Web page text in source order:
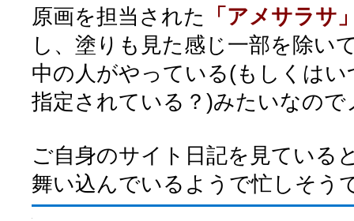
原画を担当された
「アメサラサ
し、塗りも見た感じ一部を除い
中の人がやっている(もしくは
指定されている？)みたいなの
ご自身のサイト日記を見ている
舞い込んでいるようで忙しそう